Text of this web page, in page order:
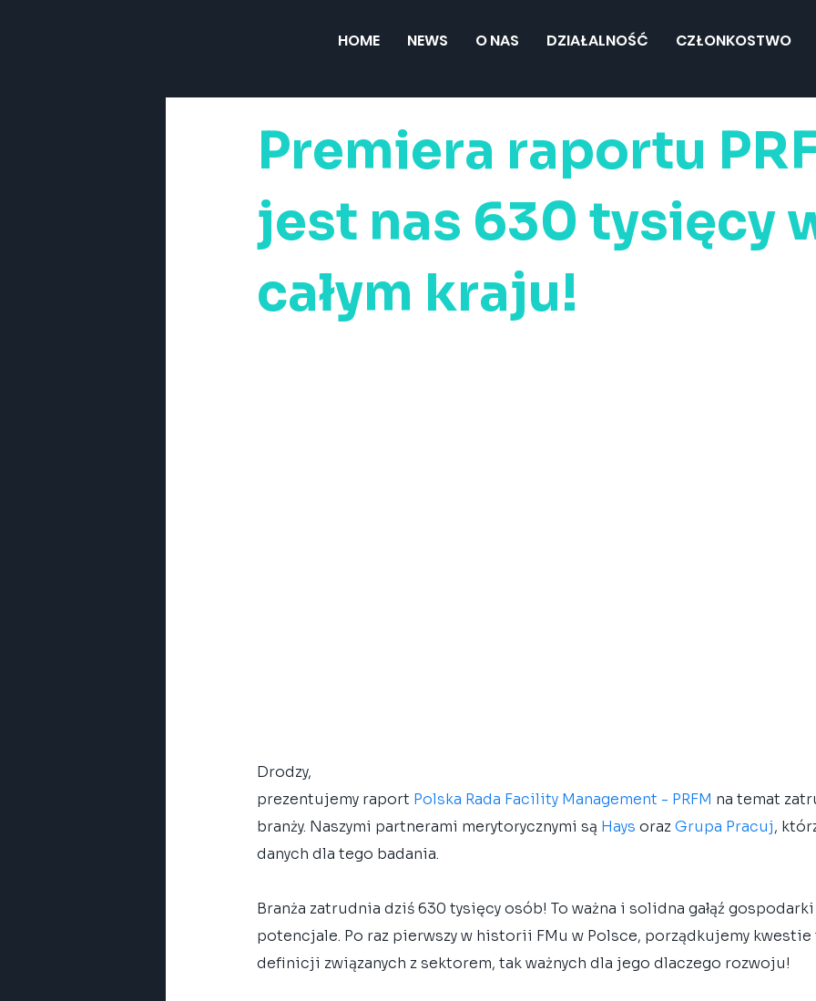
HOME NEWS O NAS DZIAŁALNOŚĆ CZŁONKOSTWO
Premiera raportu
jest nas 630 tysięcy
całym kraju!
Drodzy,
prezentujemy raport Polska Rada Facility Management - PRFM na temat
branży. Naszymi partnerami merytorycznymi są Hays oraz Grupa Pracuj,
danych dla tego badania.
Branża zatrudnia dziś 630 tysięcy osób! To ważna i solidna gałąź
potencjale. Po raz pierwszy w historii FMu w Polsce, porządkujemy
definicji związanych z sektorem, tak ważnych dla jego dlaczego rozwoju!